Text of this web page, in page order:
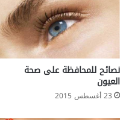
نصائح للمحافظة على صحة
العيون
23 أغسطس 2015